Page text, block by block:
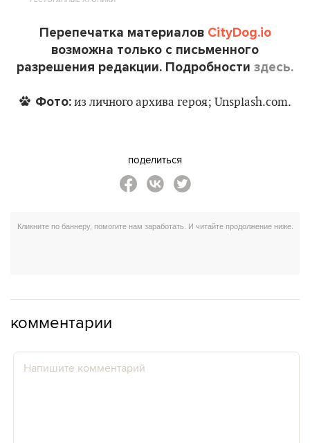
Перепечатка материалов CityDog.io
возможна только с письменного
разрешения редакции. Подробности здесь.
Фото:из личного архива героя; Unsplash.com.
поделиться
комментарии